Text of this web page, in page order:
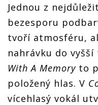
Jednou z
bezesporu
tvoří atmosféru,
nahrávku do
With A Memory to
položený hlas. V
vícehlasý vokál